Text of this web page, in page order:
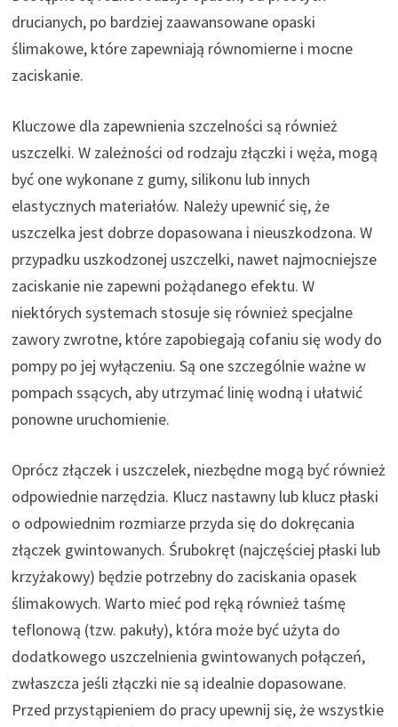
drucianych, po bardziej zaawansowane opaski
ślimakowe, które zapewniają równomierne i mocne
zaciskanie.
Kluczowe dla zapewnienia szczelności są również
uszczelki. W zależności od rodzaju złączki i węża, mogą
być one wykonane z gumy, silikonu lub innych
elastycznych materiałów. Należy upewnić się, że
uszczelka jest dobrze dopasowana i nieuszkodzona. W
przypadku uszkodzonej uszczelki, nawet najmocniejsze
zaciskanie nie zapewni pożądanego efektu. W
niektórych systemach stosuje się również specjalne
zawory zwrotne, które zapobiegają cofaniu się wody do
pompy po jej wyłączeniu. Są one szczególnie ważne w
pompach ssących, aby utrzymać linię wodną i ułatwić
ponowne uruchomienie.
Oprócz złączek i uszczelek, niezbędne mogą być również
odpowiednie narzędzia. Klucz nastawny lub klucz płaski
o odpowiednim rozmiarze przyda się do dokręcania
złączek gwintowanych. Śrubokręt (najczęściej płaski lub
krzyżakowy) będzie potrzebny do zaciskania opasek
ślimakowych. Warto mieć pod ręką również taśmę
teflonową (tzw. pakuły), która może być użyta do
dodatkowego uszczelnienia gwintowanych połączeń,
zwłaszcza jeśli złączki nie są idealnie dopasowane.
Przed przystąpieniem do pracy upewnij się, że wszystkie